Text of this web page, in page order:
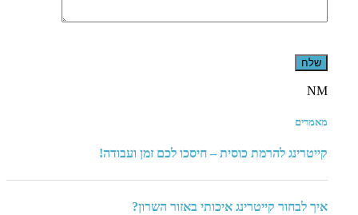
leave
this
field
NM
מאמרים
קייטרינג להרמת כוסית – חיסכו לכם זמן ועבודה!
איך לבחור קייטרינג איכותי באזור השרון?